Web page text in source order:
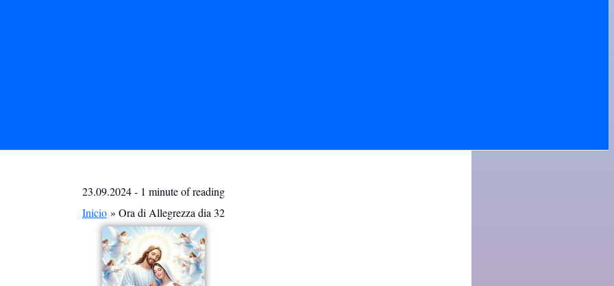
23.09.2024- 1 minute of reading
Inicio
Ora di Allegrezza dia 32